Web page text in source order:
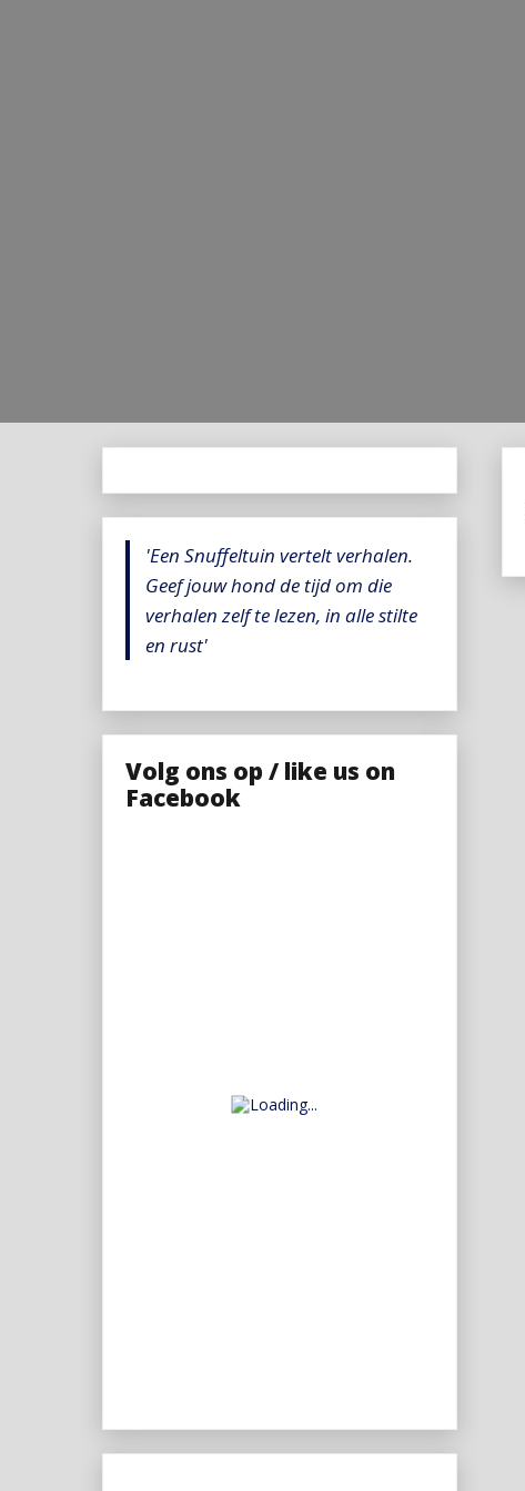
'Een Snuffeltuin vertelt verhalen.
Geef jouw hond de tijd om die
verhalen zelf te lezen, in alle stilte
en rust'
Volg ons op / like us on
Facebook